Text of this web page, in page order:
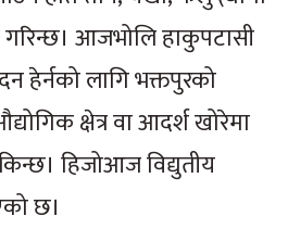
गरिन्छ। आजभोलि हाकुपटासी
हेर्नको लागि भक्तपुरको
क्षेत्र वा आदर्श खोरेमा
हिजोआज विद्युतीय
छ।